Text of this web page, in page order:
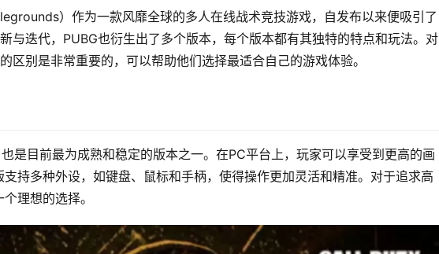
）作为一款风靡全球的多人在线战术竞技游戏，自发布以来便吸引了
与迭代，PUBG也衍生出了多个版本，每个版本都有其独特的特点和玩法。对
区别是非常重要的，可以帮助他们选择最适合自己的游戏体验。
是目前最为成熟和稳定的版本之一。在PC平台上，玩家可以享受到更高的画
持多种外设，如键盘、鼠标和手柄，使得操作更加灵活和精准。对于追求高
理想的选择。